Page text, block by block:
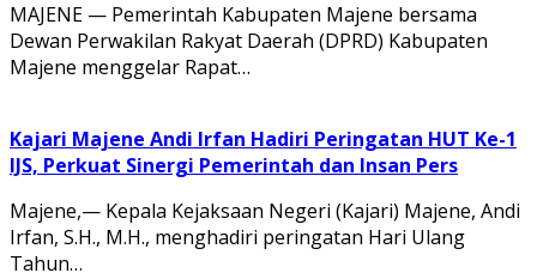
MAJENE — Pemerintah Kabupaten Majene bersama
Dewan Perwakilan Rakyat Daerah (DPRD) Kabupaten
Majene menggelar Rapat…
Kajari Majene Andi Irfan Hadiri Peringatan HUT Ke-1
IJS, Perkuat Sinergi Pemerintah dan Insan Pers
Majene,— Kepala Kejaksaan Negeri (Kajari) Majene, Andi
Irfan, S.H., M.H., menghadiri peringatan Hari Ulang
Tahun…